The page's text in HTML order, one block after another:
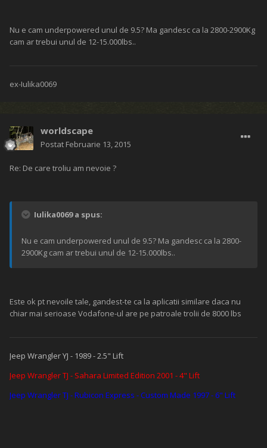
Nu e cam underpowered unul de 9.5? Ma gandesc ca la 2800-2900Kg
cam ar trebui unul de 12-15.000lbs..
ex-Iulika0069
worldscape
Postat Februarie 13, 2015
Re: De care troliu am nevoie ?
Iulika0069 a spus:
Nu e cam underpowered unul de 9.5? Ma gandesc ca la 2800-
2900Kg cam ar trebui unul de 12-15.000lbs..
Este ok pt nevoile tale, gandest-te ca la aplicatii similare daca nu
chiar mai serioase Vodafone-ul are pe patroale trolii de 8000 lbs
Jeep Wrangler YJ - 1989 - 2.5" Lift
Jeep Wrangler TJ - Sahara Limited Edition 2001 - 4" Lift
Jeep Wrangler TJ - Rubicon Express - Custom Made 1997 - 6" Lift